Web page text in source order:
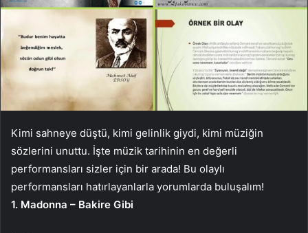
Kimi sahneye düştü, kimi gelinlik giydi, kimi müziğin
sözlerini unuttu. İşte müzik tarihinin en değerli
performansları sizler için bir arada! Bu olaylı
performansları hatırlayanlarla yorumlarda buluşalım!
1. Madonna – Bakire Gibi